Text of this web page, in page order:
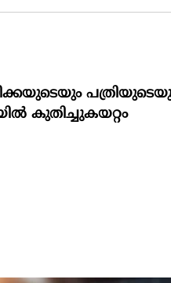
കുതിച്ചുകയറ്റം